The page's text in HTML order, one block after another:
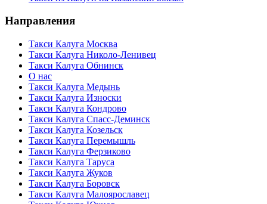
Направления
Такси Калуга Москва
Такси Калуга Николо-Ленивец
Такси Калуга Обнинск
О нас
Такси Калуга Медынь
Такси Калуга Износки
Такси Калуга Кондрово
Такси Калуга Спасс-Деминск
Такси Калуга Козельск
Такси Калуга Перемышль
Такси Калуга Ферзиково
Такси Калуга Таруса
Такси Калуга Жуков
Такси Калуга Боровск
Такси Калуга Малоярославец